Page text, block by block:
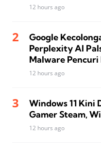
12 hours ago
Google
Perplexity AI
Malware Pencuri
12 hours ago
Windows 11 Kini
Gamer Steam,
12 hours ago